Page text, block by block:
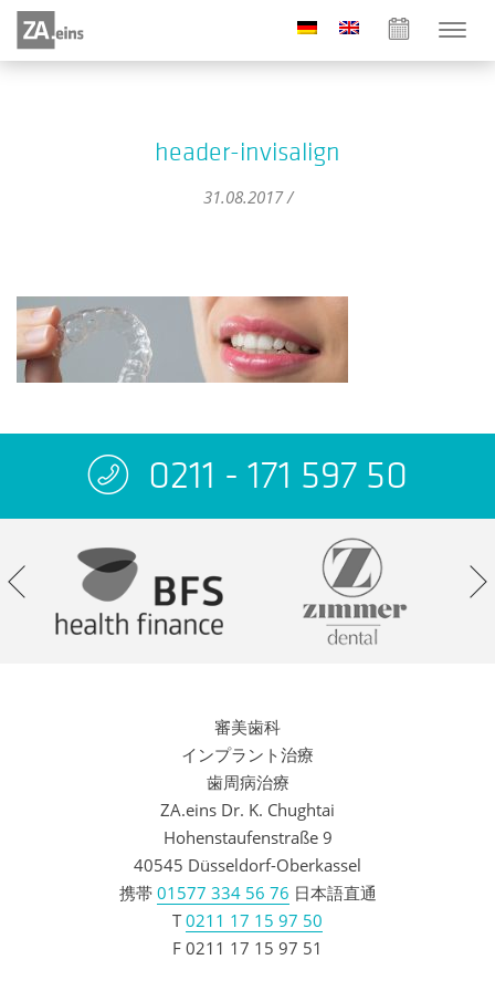
header-invisalign
31.08.2017 /
0211 - 171 597 50
審美歯科
インプラント治療
歯周病治療
ZA.eins Dr. K. Chughtai
Hohenstaufenstraße 9
40545 Düsseldorf-Oberkassel
携帯 01577 334 56 76 日本語直通
T0211 17 15 97 50
F 0211 17 15 97 51